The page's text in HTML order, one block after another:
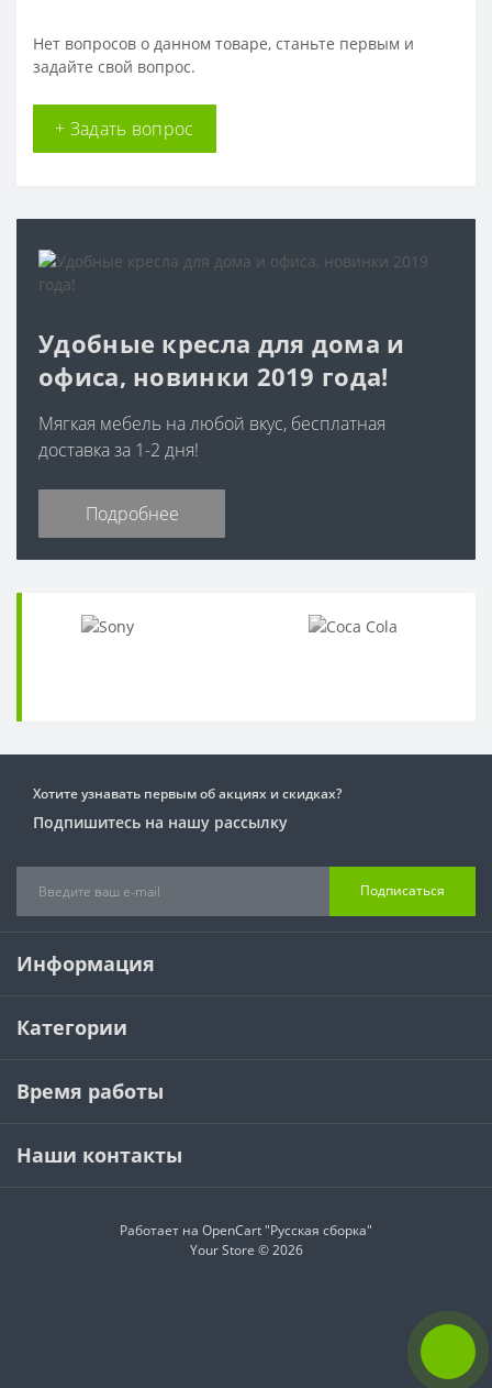
Нет вопросов о данном товаре, станьте первым и
задайте свой вопрос.
+ Задать вопрос
Удобные кресла для дома и
офиса, новинки 2019 года!
Мягкая мебель на любой вкус, бесплатная
доставка за 1-2 дня!
Подробнее
Хотите узнавать первым об акциях и скидках?
Подпишитесь на нашу рассылку
Подписаться
Информация
Категории
Время работы
Наши контакты
Работает на OpenCart "Русская сборка"
Your Store © 2026